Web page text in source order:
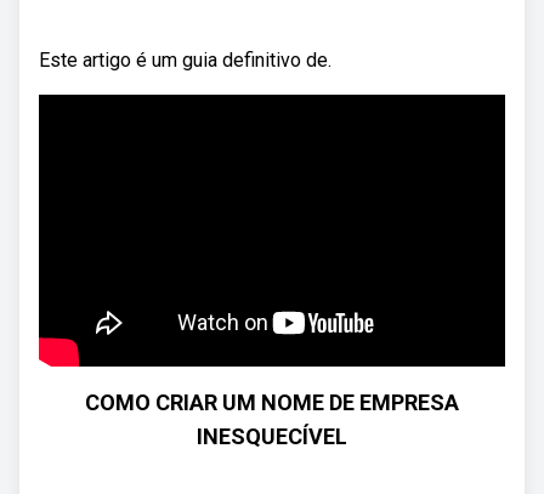
Este artigo é um guia definitivo de.
COMO CRIAR UM NOME DE EMPRESA
INESQUECÍVEL